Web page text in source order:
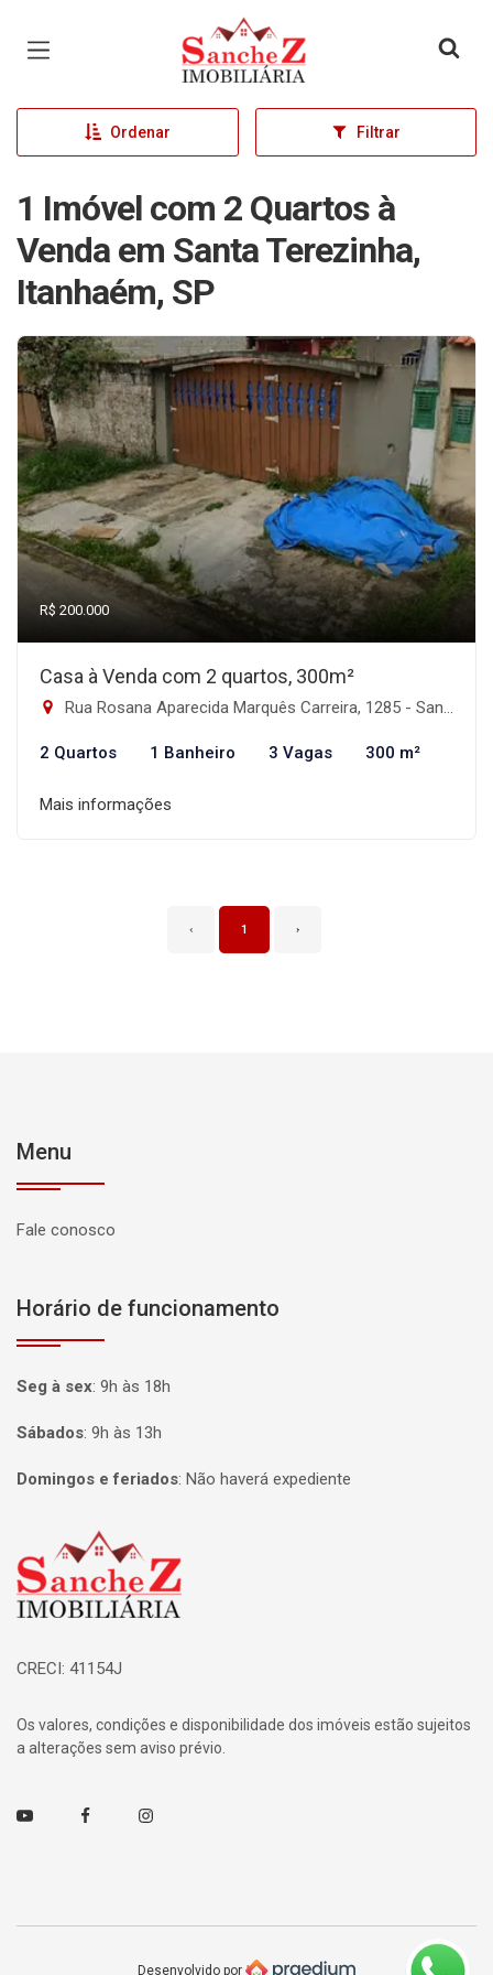
Página inicial
Ordenar Filtrar
1 Imóvel com 2 Quartos à
Venda em Santa Terezinha,
Itanhaém, SP
R$ 200.000
Casa à Venda com 2 quartos, 300m²
Rua Rosana Aparecida Marquês Carreira, 1285 - Santa Terezinha, Itanhaém-SP
2 Quartos 1 Banheiro 3 Vagas 300 m²
Mais informações
‹ 1 ›
Menu
Fale conosco
Horário de funcionamento
Seg à sex: 9h às 18h
Sábados: 9h às 13h
Domingos e feriados: Não haverá expediente
Página inicial
CRECI: 41154J
Os valores, condições e disponibilidade dos imóveis estão sujeitos
a alterações sem aviso prévio.
Youtube FacebookInstagram
Desenvolvido por